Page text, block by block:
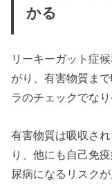
かる
リーキーガット症
がり、有害物質ま
ラのチェックでな
有害物質は吸収さ
り、他にも自己免
尿病になるリスク